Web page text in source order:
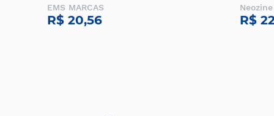
EMS MARCAS
R$ 20,56
Neozine
R$